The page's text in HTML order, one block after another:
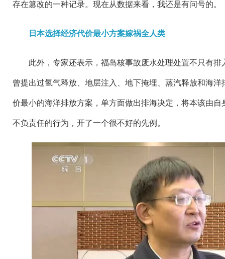
存在篡改的一种记录。现在从数据来看，我还是有问号的。
日本选择经济代价最小方案嫁祸全人类
此外，专家还表示，福岛核事故废水处理处置不只有
曾提出过氢气释放、地层注入、地下掩埋、蒸汽释放和海
价最小的海洋排放方案，单方面做出排海决定，将本该由
不负责任的行为，开了一个很不好的先例。